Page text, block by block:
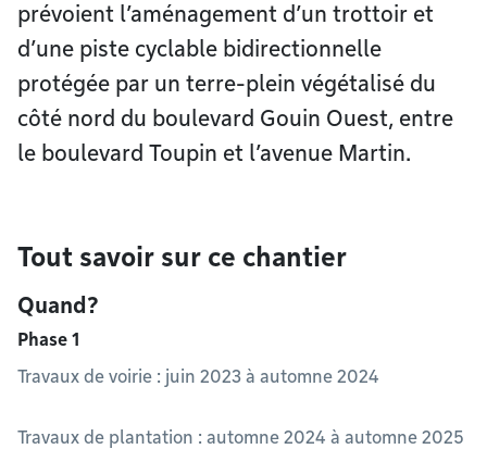
prévoient l’aménagement d’un trottoir et
d’une piste cyclable bidirectionnelle
protégée par un terre-plein végétalisé du
côté nord du boulevard Gouin Ouest, entre
le boulevard Toupin et l’avenue Martin.
Tout savoir sur ce chantier
Quand?
Phase 1
Travaux de voirie : juin 2023 à automne 2024
Travaux de plantation : automne 2024 à automne 2025